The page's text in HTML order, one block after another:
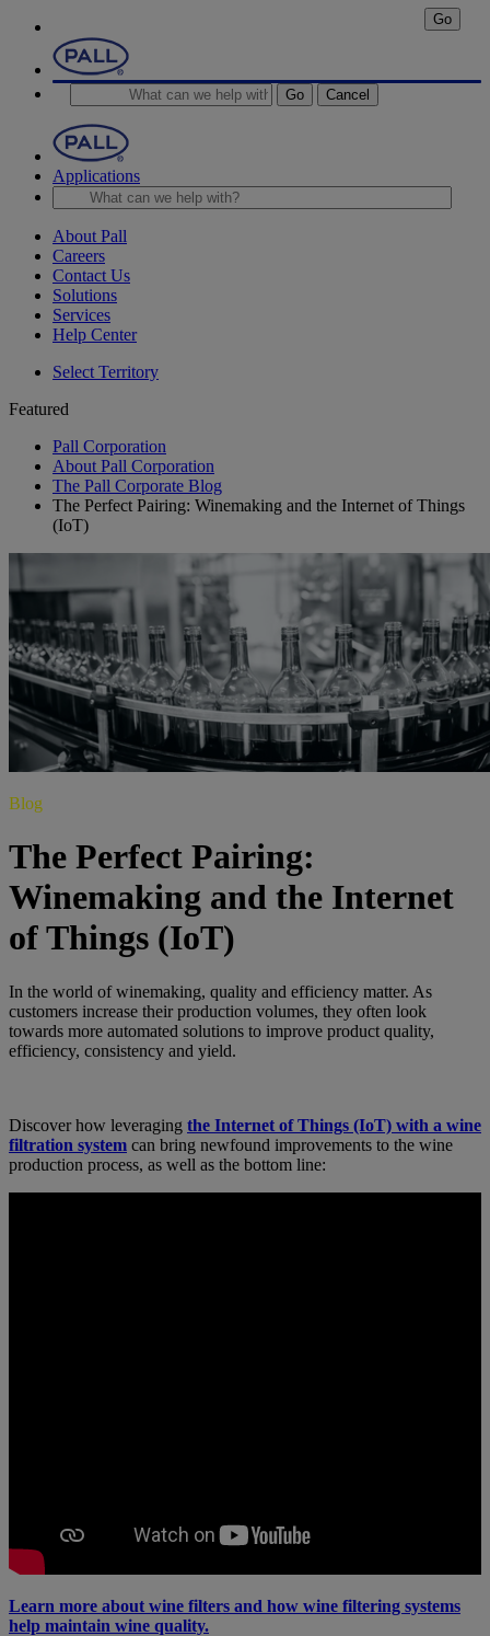
Go Cancel
Applications
Go
About Pall
Careers
Contact Us
Solutions
Services
Help Center
Select Territory
Featured
Pall Corporation
About Pall Corporation
The Pall Corporate Blog
The Perfect Pairing: Winemaking and the Internet of Things
(IoT)
Blog
The Perfect Pairing:
Winemaking and the Internet
of Things (IoT)
In the world of winemaking, quality and efficiency matter. As
customers increase their production volumes, they often look
towards more automated solutions to improve product quality,
efficiency, consistency and yield.
Discover how leveraging the Internet of Things (IoT) with a wine
filtration system can bring newfound improvements to the wine
production process, as well as the bottom line:
Learn more about wine filters and how wine filtering systems
help maintain wine quality.